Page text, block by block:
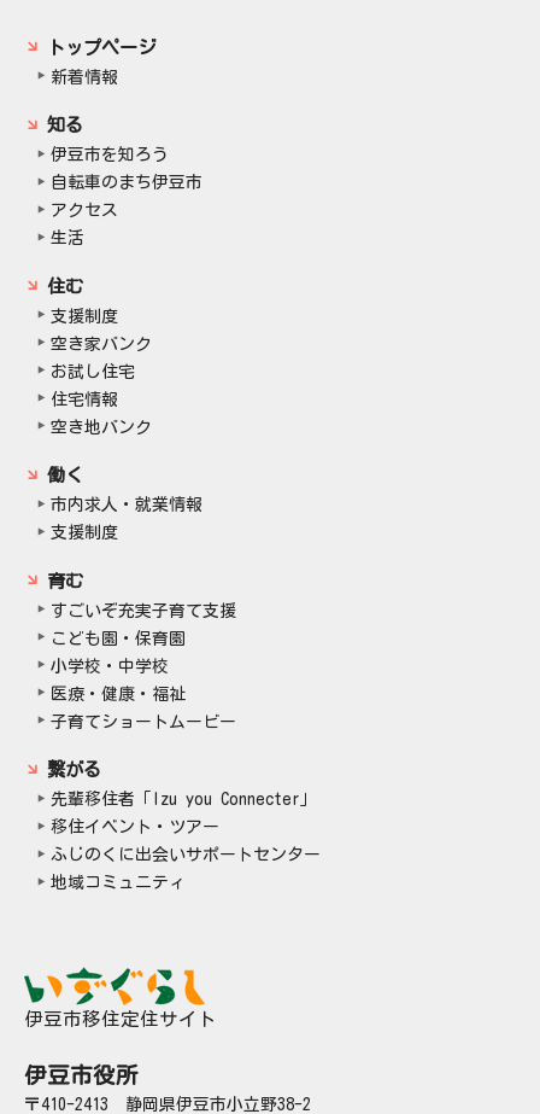
トップページ
新着情報
知る
伊豆市を知ろう
自転車のまち伊豆市
アクセス
生活
住む
支援制度
空き家バンク
お試し住宅
住宅情報
空き地バンク
働く
市内求人・就業情報
支援制度
育む
すごいぞ充実子育て支援
こども園・保育園
小学校・中学校
医療・健康・福祉
子育てショートムービー
繋がる
先輩移住者「Izu you Connecter」
移住イベント・ツアー
ふじのくに出会いサポートセンター
地域コミュニティ
伊豆市移住定住サイト
伊豆市役所
〒410-2413 静岡県伊豆市小立野38-2